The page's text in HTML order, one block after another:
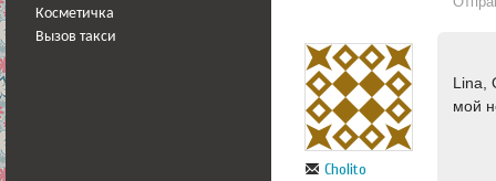
Косметичка
Вызов такси
Cholito
Lina,
мой